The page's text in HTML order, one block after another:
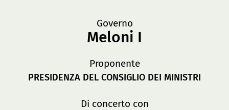
Governo
Meloni I
Proponente
PRESIDENZA DEL CONSIGLIO DEI MINISTRI
Di concerto con